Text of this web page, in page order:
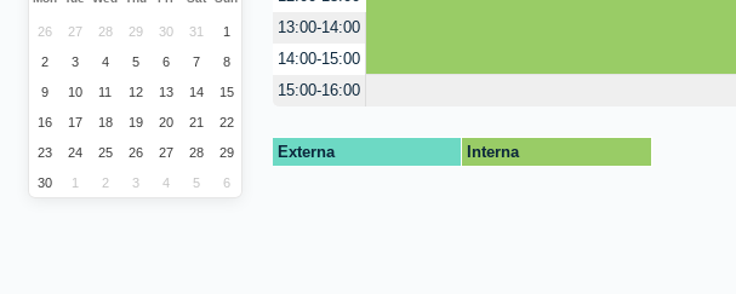
26 27 28 29 30 31 1
2 3 4 5 6 7 8
9 10 11 12 13 14 15
16 17 18 19 20 21 22
23 24 25 26 27 28 29
30 1 2 3 4 5 6
13:00-14:00
14:00-15:00
15:00-16:00
Externa Interna